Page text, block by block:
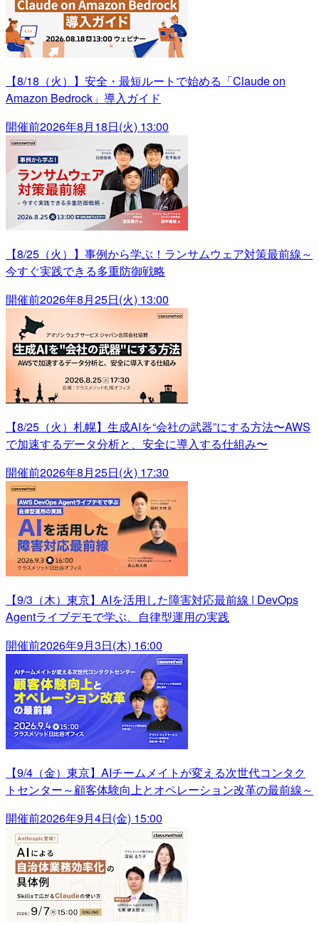
【8/18（火）】安全・最短ルートで始める「Claude on
Amazon Bedrock」導入ガイド
開催前2026年8月18日(火) 13:00
【8/25（火）】事例から学ぶ！ランサムウェア対策最前線～
今すぐ実践できる多重防御戦略
開催前2026年8月25日(火) 13:00
【8/25（火）札幌】生成AIを“会社の武器”にする方法〜AWS
で加速するデータ分析と、安全に導入する仕組み〜
開催前2026年8月25日(火) 17:30
【9/3（木）東京】AIを活用した障害対応最前線 | DevOps
Agentライブデモで学ぶ、自律型運用の実践
開催前2026年9月3日(木) 16:00
【9/4（金）東京】AIチームメイトが変える次世代コンタク
トセンター～顧客体験向上とオペレーション改革の最前線～
開催前2026年9月4日(金) 15:00